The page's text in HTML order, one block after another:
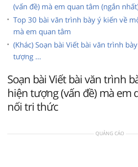
(vấn đề) mà em quan tâm (ngắn
Top 30 bài văn trình bày ý kiến về
mà em quan tâm
(Khác) Soạn bài Viết bài văn trình
tượng ...
Soạn bài Viết bài văn trình
hiện tượng (vấn đề) mà em
nối tri thức
QUẢNG CÁO